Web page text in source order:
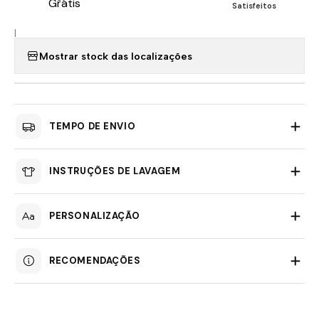
Satisfeitos
|
Mostrar stock das localizações
TEMPO DE ENVIO
INSTRUÇÕES DE LAVAGEM
PERSONALIZAÇÃO
RECOMENDAÇÕES